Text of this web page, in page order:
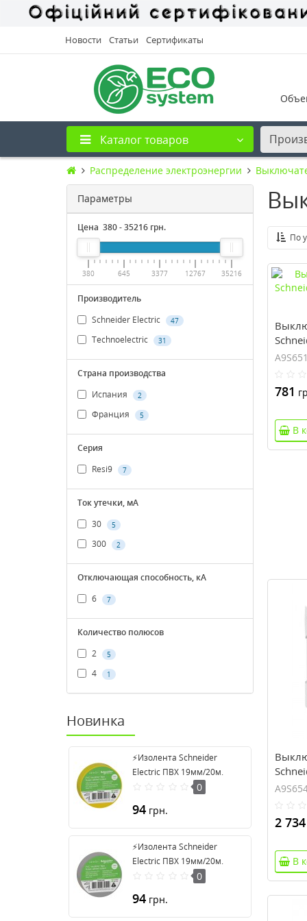
Новости Статьи Сертификаты
Каталог товаров
Распределение электроэнергии
Параметры
Цена 380-35216 грн.
380 645 3377 12767 35216
Производитель
Schneider Electric
47
Technoelectric 31
Страна производства
Испания
2
Франция 5
Серия
Resi9
7
Ток утечки, мА
30
5
300 2
Отключающая способность, кА
6
7
Количество полюсов
2
5
4 1
Новинка
⚡Изолента Schneider
Electric ПВХ 19мм/20м.
Цвет "Желтый" (2420101)
0
94 грн.
⚡Изолента Schneider
Electric ПВХ 19мм/20м.
Цвет "Серый" (2420108)
0
94 грн.
По
1
781
В
4
2 734
В